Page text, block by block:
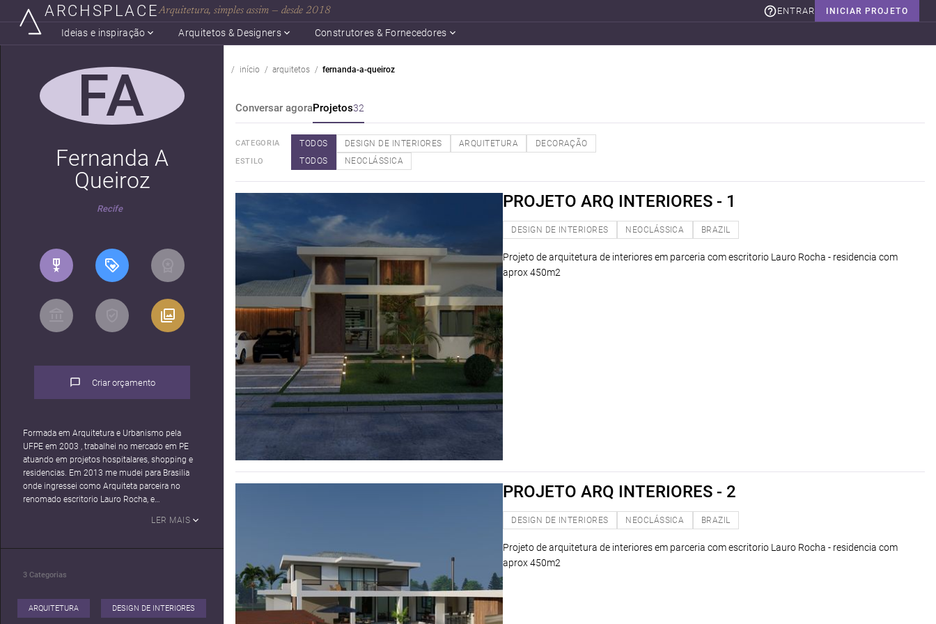
ARCHSPLACEArquitetura, simples assim — desde 2018 INICIAR PROJETO
ENTRAR
Ideias e inspiração Arquitetos & Designers Construtores & Fornecedores
FA
Fernanda A
Queiroz
Recife
Criar orçamento
Formada em Arquitetura e Urbanismo pela
UFPE em 2003 , trabalhei no mercado em PE
atuando em projetos hospitalares, shopping e
residencias. Em 2013 me mudei para Brasilia
onde ingressei como Arquiteta parceira no
renomado escritorio Lauro Rocha, e
Nesse período foquei em projetos residenciais.
projetos rsidenciais , atendendo os clientes e
com isso notei que o online funciona muito
bem para o nosso trabalho e que é possível sim
LER MAIS
3 Categorias
ARQUITETURA DESIGN DE INTERIORES
início arquitetos fernanda-a-queiroz
Conversar agoraProjetos32
CATEGORIA TODOS DESIGN DE INTERIORES ARQUITETURA DECORAÇÃO
ESTILO TODOS NEOCLÁSSICA
PROJETO ARQ INTERIORES - 1
DESIGN DE INTERIORES NEOCLÁSSICA BRAZIL
Projeto de arquitetura de interiores em parceria com escritorio Lauro Rocha - residencia com
aprox 450m2
PROJETO ARQ INTERIORES - 2
DESIGN DE INTERIORES NEOCLÁSSICA BRAZIL
Projeto de arquitetura de interiores em parceria com escritorio Lauro Rocha - residencia com
aprox 450m2